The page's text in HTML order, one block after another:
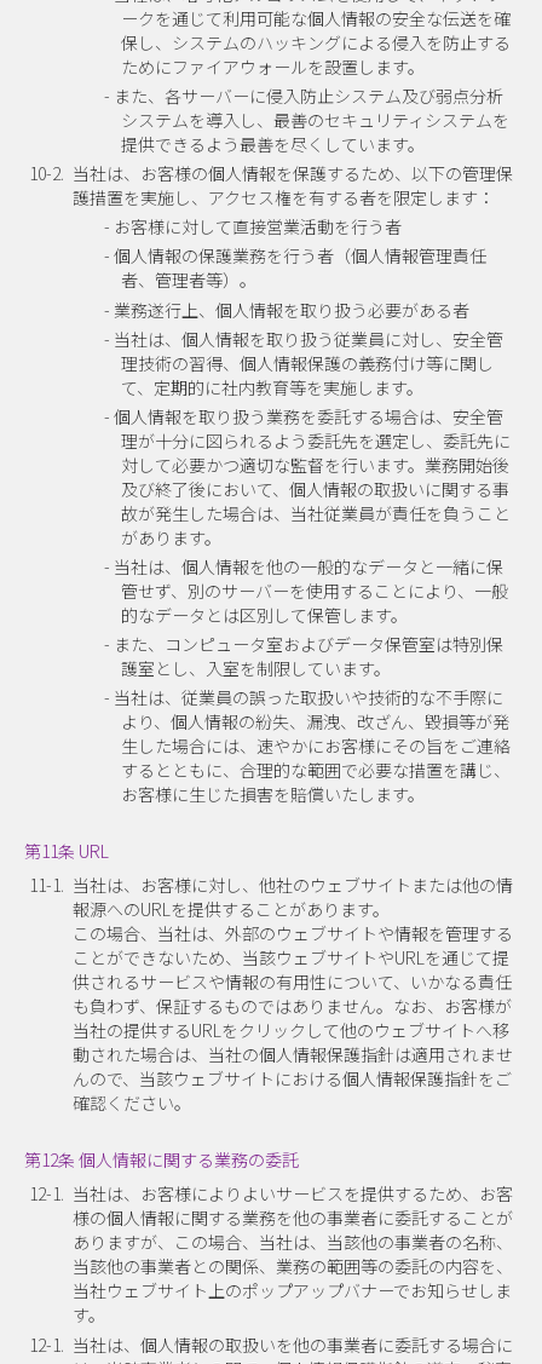
ークを通じて利用可能な個人情報の安全な伝送を確
保し、システムのハッキングによる侵入を防止する
ためにファイアウォールを設置します。
- また、各サーバーに侵入防止システム及び弱点分析
システムを導入し、最善のセキュリティシステムを
提供できるよう最善を尽くしています。
10-2. 当社は、お客様の個人情報を保護するため、以下の管理保
護措置を実施し、アクセス権を有する者を限定します：
- お客様に対して直接営業活動を行う者
- 個人情報の保護業務を行う者（個人情報管理責任
者、管理者等）。
- 業務遂行上、個人情報を取り扱う必要がある者
- 当社は、個人情報を取り扱う従業員に対し、安全管
理技術の習得、個人情報保護の義務付け等に関し
て、定期的に社内教育等を実施します。
- 個人情報を取り扱う業務を委託する場合は、安全管
理が十分に図られるよう委託先を選定し、委託先に
対して必要かつ適切な監督を行います。業務開始後
及び終了後において、個人情報の取扱いに関する事
故が発生した場合は、当社従業員が責任を負うこと
があります。
- 当社は、個人情報を他の一般的なデータと一緒に保
管せず、別のサーバーを使用することにより、一般
的なデータとは区別して保管します。
- また、コンピュータ室およびデータ保管室は特別保
護室とし、入室を制限しています。
- 当社は、従業員の誤った取扱いや技術的な不手際に
より、個人情報の紛失、漏洩、改ざん、毀損等が発
生した場合には、速やかにお客様にその旨をご連絡
するとともに、合理的な範囲で必要な措置を講じ、
お客様に生じた損害を賠償いたします。
第11条 URL
11-1. 当社は、お客様に対し、他社のウェブサイトまたは他の情
報源へのURLを提供することがあります。
この場合、当社は、外部のウェブサイトや情報を管理する
ことができないため、当該ウェブサイトやURLを通じて提
供されるサービスや情報の有用性について、いかなる責任
も負わず、保証するものではありません。なお、お客様が
当社の提供するURLをクリックして他のウェブサイトへ移
動された場合は、当社の個人情報保護指針は適用されませ
んので、当該ウェブサイトにおける個人情報保護指針をご
確認ください。
第12条 個人情報に関する業務の委託
12-1. 当社は、お客様によりよいサービスを提供するため、お客
様の個人情報に関する業務を他の事業者に委託することが
ありますが、この場合、当社は、当該他の事業者の名称、
当該他の事業者との関係、業務の範囲等の委託の内容を、
当社ウェブサイト上のポップアップバナーでお知らせしま
す。
12-1. 当社は、個人情報の取扱いを他の事業者に委託する場合に